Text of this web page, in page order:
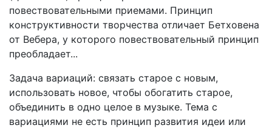
повествовательными приемами. Принцип
конструктивности творчества отличает Бетховена
от Вебера, у которого повествовательный принцип
преобладает...
Задача вариаций: связать старое с новым,
использовать новое, чтобы обогатить старое,
объединить в одно целое в музыке. Тема с
вариациями не есть принцип развития идеи или